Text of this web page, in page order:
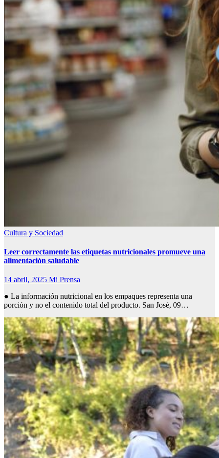
Cultura y Sociedad
Leer correctamente las etiquetas nutricionales promueve una
alimentación saludable
14 abril, 2025 Mi Prensa
● La información nutricional en los empaques representa una
porción y no el contenido total del producto. San José, 09…